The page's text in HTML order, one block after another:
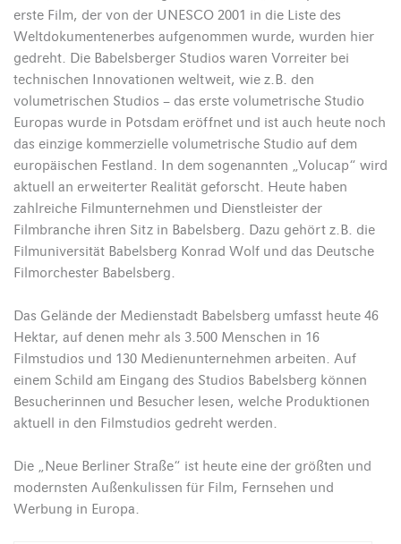
erste Film, der von der UNESCO 2001 in die Liste des
Weltdokumentenerbes aufgenommen wurde, wurden hier
gedreht. Die Babelsberger Studios waren Vorreiter bei
technischen Innovationen weltweit, wie z.B. den
volumetrischen Studios – das erste volumetrische Studio
Europas wurde in Potsdam eröffnet und ist auch heute noch
das einzige kommerzielle volumetrische Studio auf dem
europäischen Festland. In dem sogenannten „Volucap“ wird
aktuell an erweiterter Realität geforscht. Heute haben
zahlreiche Filmunternehmen und Dienstleister der
Filmbranche ihren Sitz in Babelsberg. Dazu gehört z.B. die
Filmuniversität Babelsberg Konrad Wolf und das Deutsche
Filmorchester Babelsberg.
Das Gelände der Medienstadt Babelsberg umfasst heute 46
Hektar, auf denen mehr als 3.500 Menschen in 16
Filmstudios und 130 Medienunternehmen arbeiten. Auf
einem Schild am Eingang des Studios Babelsberg können
Besucherinnen und Besucher lesen, welche Produktionen
aktuell in den Filmstudios gedreht werden.
Die „Neue Berliner Straße“ ist heute eine der größten und
modernsten Außenkulissen für Film, Fernsehen und
Werbung in Europa.